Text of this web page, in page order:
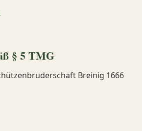
§ 5 TMG
Breinig 1666